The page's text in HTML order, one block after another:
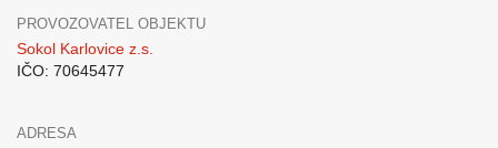
PROVOZOVATEL OBJEKTU
Sokol Karlovice z.s.
IČO: 70645477
ADRESA